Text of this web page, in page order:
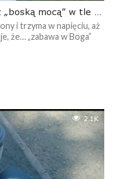
„boską mocą” w tle …
i trzyma w napięciu, aż
że… „zabawa w Boga”
2.1K